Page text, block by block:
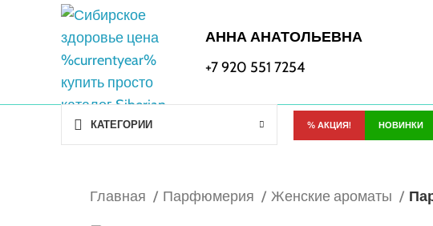
АННА АНАТОЛЬЕВНА
+7 920 551 7254
КАТЕГОРИИ % АКЦИЯ! НОВИНКИ
Главная Парфюмерия Женские ароматы